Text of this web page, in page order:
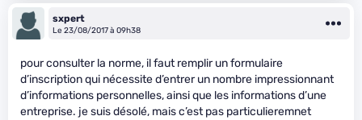
sxpert
Le 23/08/2017 à 09h38
pour consulter la norme, il faut remplir un formulaire
d’inscription qui nécessite d’entrer un nombre impressionnant
d’informations personnelles, ainsi que les informations d’une
entreprise. je suis désolé, mais c’est pas particulieremnet